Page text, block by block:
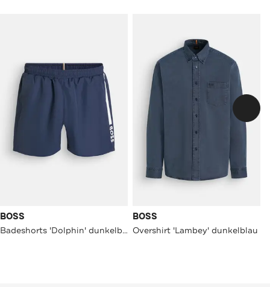
BOSS
Badeshorts 'Dolphin' dunkelblau
BOSS
Overshirt 'Lambey' dunkelblau